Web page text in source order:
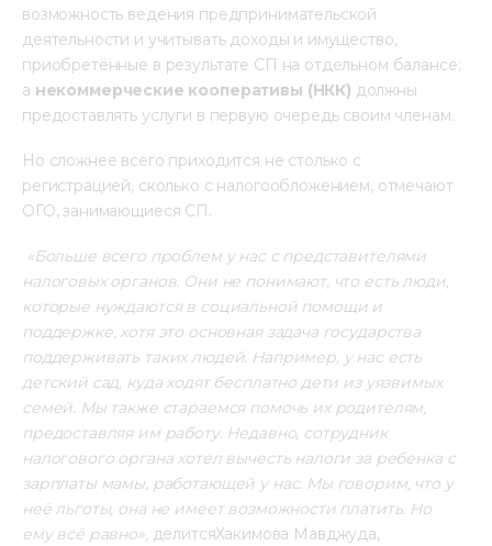
возможность ведения предпринимательской
деятельности и учитывать доходы и имущество,
приобретённые в результате СП на отдельном балансе;
а некоммерческие кооперативы (НКК) должны
предоставлять услуги в первую очередь своим членам.
Но сложнее всего приходится не столько с
регистрацией, сколько с налогообложением, отмечают
ОГО, занимающиеся СП.
«Больше всего проблем у нас с представителями
налоговых органов. Они не понимают, что есть люди,
которые нуждаются в социальной помощи и
поддержке, хотя это основная задача государства
поддерживать таких людей. Например, у нас есть
детский сад, куда ходят бесплатно дети из уязвимых
семей. Мы также стараемся помочь их родителям,
предоставляя им работу. Недавно, сотрудник
налогового органа хотел вычесть налоги за ребенка с
зарплаты мамы, работающей у нас. Мы говорим, что у
неё льготы, она не имеет возможности платить. Но
ему всё равно», делитсяХакимова Мавджуда,